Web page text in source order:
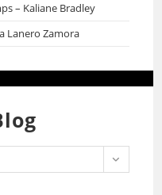
– Kaliane Bradley
Lanero Zamora